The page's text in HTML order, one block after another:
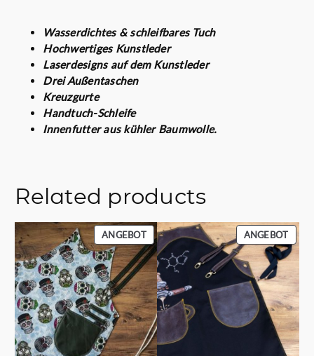
e
Wasserdichtes & schleifbares Tuch
Hochwertiges Kunstleder
Laserdesigns auf dem Kunstleder
Drei Außentaschen
Kreuzgurte
Handtuch-Schleife
Innenfutter aus kühler Baumwolle.
Related products
ANGEBOTPRODUKT
IM
ANGEBOT
ANGEBOT
IM